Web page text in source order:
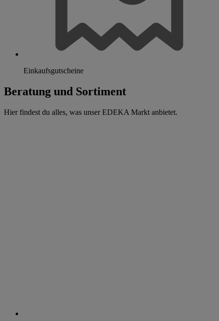
Einkaufsgutscheine
Beratung und Sortiment
Hier findest du alles, was unser EDEKA Markt anbietet.